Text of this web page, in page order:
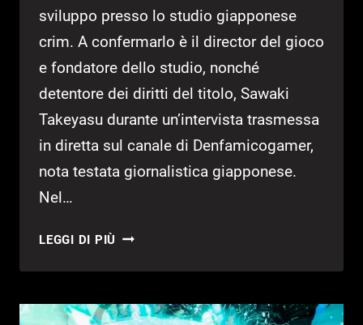
sviluppo presso lo studio giapponese
crim. A confermarlo è il director del gioco
e fondatore dello studio, nonché
detentore dei diritti del titolo, Sawaki
Takeyasu durante un’intervista trasmessa
in diretta sul canale di Denfamicogamer,
nota testata giornalistica giapponese.
Nel…
LEGGI DI PIÙ EL
ASCENSION
THE